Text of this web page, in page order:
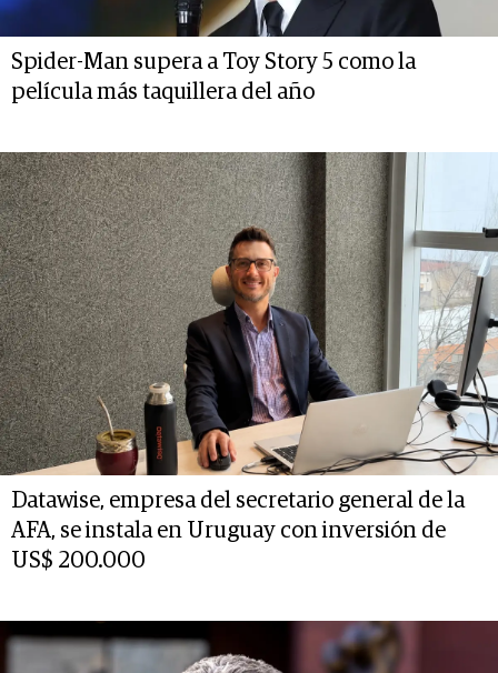
Spider-Man supera a Toy Story 5 como la
película más taquillera del año
Datawise, empresa del secretario general de la
AFA, se instala en Uruguay con inversión de
US$ 200.000